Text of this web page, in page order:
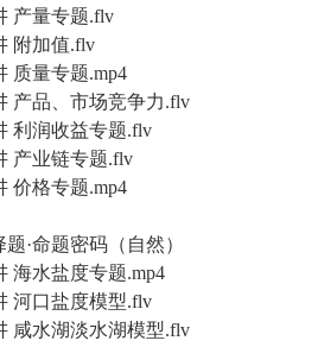
产量专题.flv
附加值.flv
量专题.mp4
品、市场竞争力.flv
润收益专题.flv
业链专题.flv
格专题.mp4
题·命题密码（自然）
水盐度专题.mp4
口盐度模型.flv
水湖淡水湖模型.flv